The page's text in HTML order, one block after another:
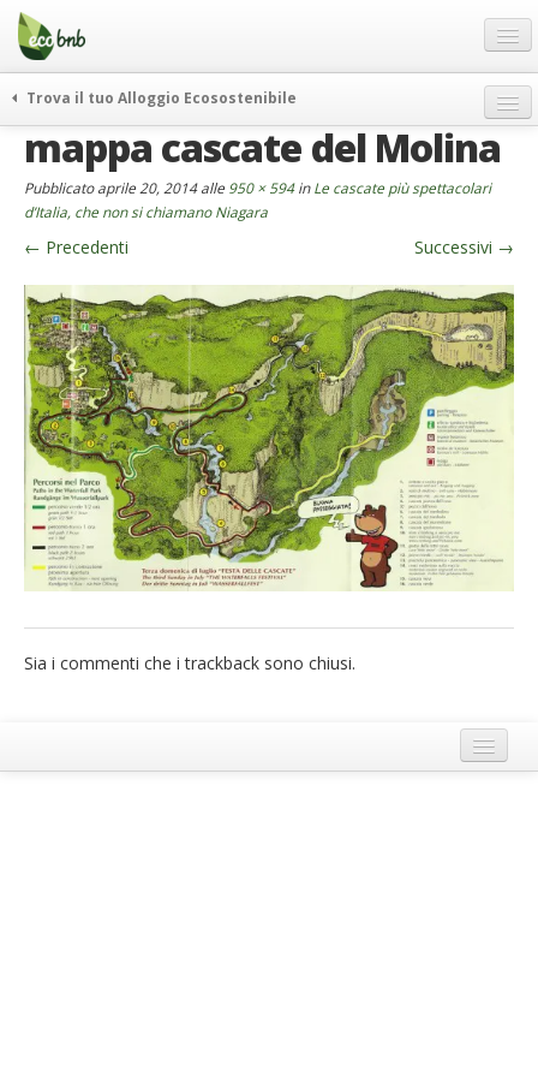
Menu
Salta
contenuto
Offerte Speciali
Regali
FAQ
Chi Siamo
Partner
Contatti
Italiano
German
English
Spanish
French
Trova il tuo Alloggio Ecosostenibile
itinerari
curiosità
vivere e viaggiare verde
news ed eventi
ecohotel
rassegna stampa
mappa cascate del Molina
Pubblicatoaprile 20, 2014alle 950 × 594inLe cascate più spettacolari
d’Italia, che non si chiamano Niagara
← Precedenti Successivi →
Sia i commenti che i trackback sono chiusi.